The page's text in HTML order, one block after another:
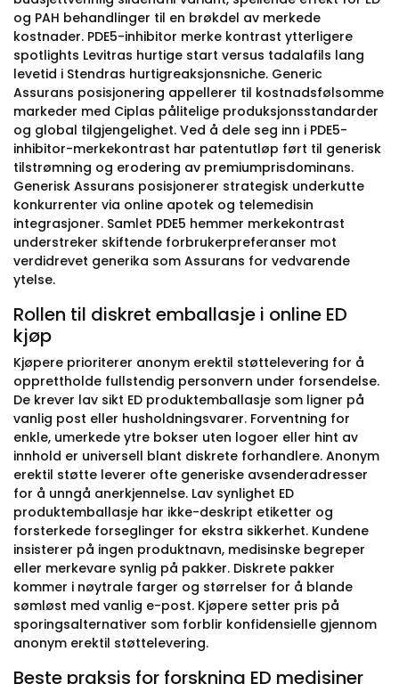
og PAH behandlinger til en brøkdel av merkede
kostnader. PDE5-inhibitor merke kontrast ytterligere
spotlights Levitras hurtige start versus tadalafils lang
levetid i Stendras hurtigreaksjonsniche. Generic
Assurans posisjonering appellerer til kostnadsfølsomme
markeder med Ciplas pålitelige produksjonsstandarder
og global tilgjengelighet. Ved å dele seg inn i PDE5-
inhibitor-merkekontrast har patentutløp ført til generisk
tilstrømning og erodering av premiumprisdominans.
Generisk Assurans posisjonerer strategisk underkutte
konkurrenter via online apotek og telemedisin
integrasjoner. Samlet PDE5 hemmer merkekontrast
understreker skiftende forbrukerpreferanser mot
verdidrevet generika som Assurans for vedvarende
ytelse.
Rollen til diskret emballasje i online ED
kjøp
Kjøpere prioriterer anonym erektil støttelevering for å
opprettholde fullstendig personvern under forsendelse.
De krever lav sikt ED produktemballasje som ligner på
vanlig post eller husholdningsvarer. Forventning for
enkle, umerkede ytre bokser uten logoer eller hint av
innhold er universell blant diskrete forhandlere. Anonym
erektil støtte leverer ofte generiske avsenderadresser
for å unngå anerkjennelse. Lav synlighet ED
produktemballasje har ikke-deskript etiketter og
forsterkede forseglinger for ekstra sikkerhet. Kundene
insisterer på ingen produktnavn, medisinske begreper
eller merkevare synlig på pakker. Diskrete pakker
kommer i nøytrale farger og størrelser for å blande
sømløst med vanlig e-post. Kjøpere setter pris på
sporingsalternativer som forblir konfidensielle gjennom
anonym erektil støttelevering.
Beste praksis for forskning ED medisiner